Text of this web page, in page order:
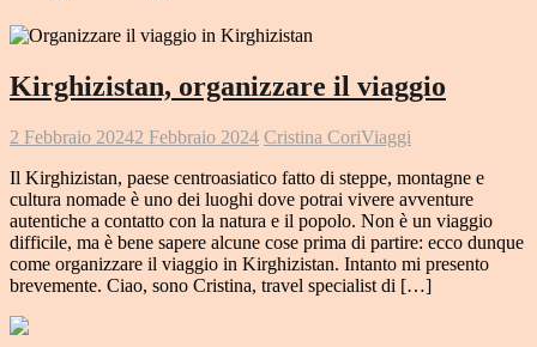
Kirghizistan, organizzare il viaggio
2 Febbraio 20242 Febbraio 2024 Cristina CoriViaggi
Il Kirghizistan, paese centroasiatico fatto di steppe, montagne e
cultura nomade è uno dei luoghi dove potrai vivere avventure
autentiche a contatto con la natura e il popolo. Non è un viaggio
difficile, ma è bene sapere alcune cose prima di partire: ecco dunque
come organizzare il viaggio in Kirghizistan. Intanto mi presento
brevemente. Ciao, sono Cristina, travel specialist di […]